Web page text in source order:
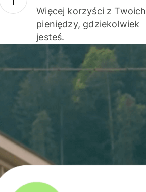
Więcej korzyści z Twoich
pieniędzy, gdziekolwiek
jesteś.